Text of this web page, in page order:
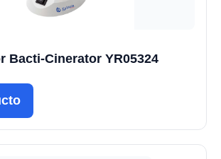
Bacti-Cinerator YR05324